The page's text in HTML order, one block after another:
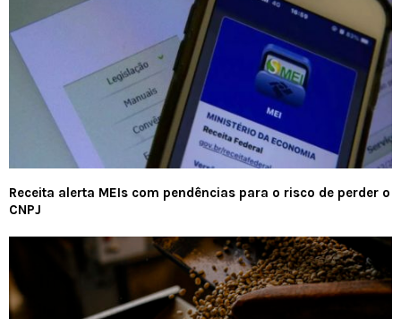
Receita alerta MEIs com pendências para o risco de perder o
CNPJ